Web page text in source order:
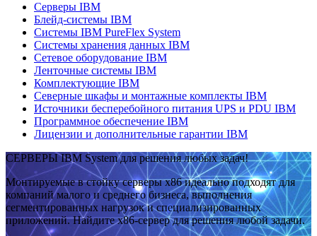
Серверы IBM
Блейд-системы IBM
Системы IBM PureFlex System
Системы хранения данных IBM
Сетевое оборудование IBM
Ленточные системы IBM
Комплектующие IBM
Северные шкафы и монтажные комплекты IBM
Источники бесперебойного питания UPS и PDU IBM
Программное обеспечение IBM
Лицензии и дополнительные гарантии IBM
СЕРВЕРЫ IBM System для решения любых задач!
Монтируемые в стойку серверы x86 идеально подходят для
компаний малого и среднего бизнеса, выполнения
сегментированных нагрузок и специализированных
приложений. Найдите x86-сервер для решения любой задачи.